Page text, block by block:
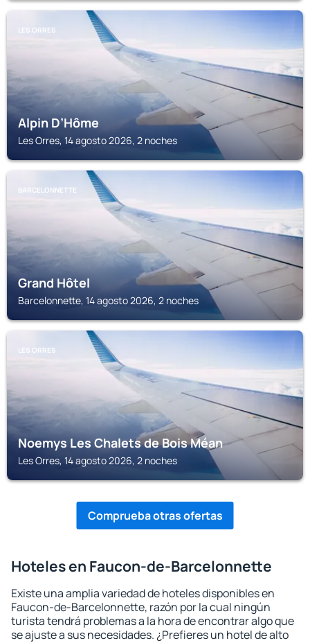
LES ORRES
Alpin D’Hôme
Les Orres, 14 agosto 2026, 2 noches
BARCELONNETTE
Grand Hôtel
Barcelonnette, 14 agosto 2026, 2 noches
LES ORRES
Noemys Les Chalets de Bois Méan
Les Orres, 14 agosto 2026, 2 noches
Comprueba otras ofertas
Hoteles en Faucon-de-Barcelonnette
Existe una amplia variedad de hoteles disponibles en
Faucon-de-Barcelonnette, razón por la cual ningún
turista tendrá problemas a la hora de encontrar algo que
se ajuste a sus necesidades. ¿Prefieres un hotel de alto